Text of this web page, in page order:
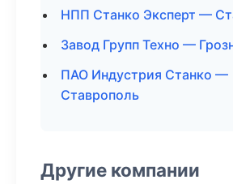
НПП Станко Эксперт —
Завод Групп Техно —
ПАО Индустрия Станко —
Ставрополь
Другие компании